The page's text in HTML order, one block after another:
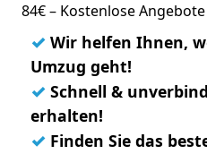
84€ – Kostenlose
✓ Wir helfen Ihnen,
Umzug geht!
✓ Schnell &
erhalten!
✓ Finden Sie das